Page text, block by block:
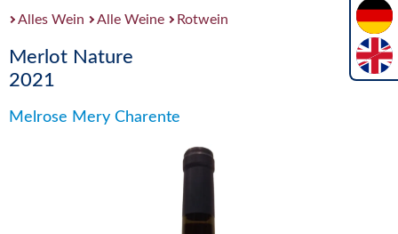
Alles Wein Alle Weine Rotwein
Merlot Nature
2021
Melrose Mery Charente